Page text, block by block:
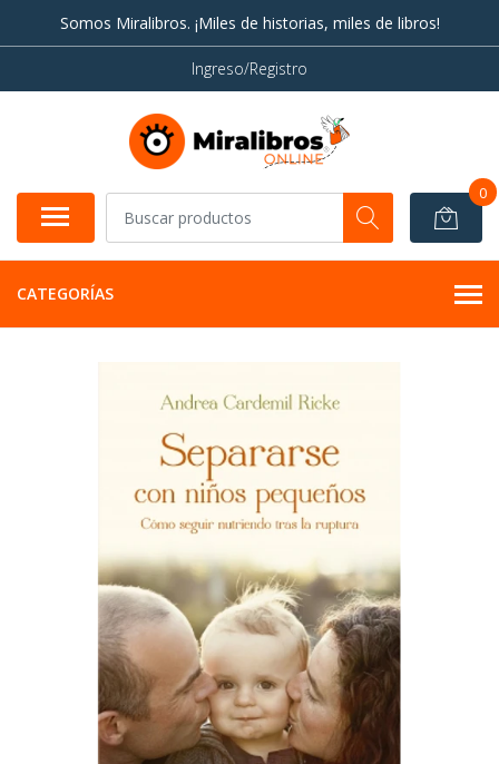
Somos Miralibros. ¡Miles de historias, miles de libros!
Ingreso/Registro
0
CATEGORÍAS